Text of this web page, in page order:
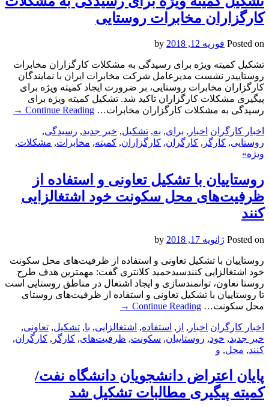
کارگزاران مخابرات روستایی
Posted on فوریه 12, 2018
تشکیل کمیته ویژه برای رسیدگی به مشکلات کارگزاران مخابرات
روستاییدر نشست مدیرعامل شرکت مخابرات ایران با نمایندگان
کارگزاران مخابرات روستایی، بر ضرورت ایجاد کمیته ویژه برای
پیگیری مشکلات کارگزاران تاکید شد. تشکیل کمیته ویژه برای
رسیدگی به مشکلات کارگزاران مخابرات… Continue Reading
→
اخبار کارگران اخبار , برای, به, تشکیل, خبر جدید, رسیدگی,
روستایی, کارگر , کارگران, کارگزاران, کمیته, مخابرات, مشکلات,
ویژه»
روستاییان با تشکیل تعاونی و استفاده از
ظرفیت‌های محل سکونت خود اشتغالزایی
کنند
Posted on ژانویه 17, 2018
روستاییان با تشکیل تعاونی و استفاده از ظرفیت‌های محل سکونت
خود اشتغالزایی کنندسیدحمید کلانتری گفت: مهمترین هدف طرح
روستا تعاون، توانمندسازی و ایجاد اشتغال در مناطق روستایی است
تا روستاییان با تشکیل تعاونی و استفاده از ظرفیت‌های روستای
محل سکونت… Continue Reading
→
اخبار کارگران اخبار , از , استفاده, اشتغالزایی, با, تشکیل, تعاونی,
خبر جدید, خود, روستاییان, سکونت, ظرفیت‌های, کارگر , کارگران,
کنند, محل, و
پایان اعتراض دانشجویان دانشگاه نفت/
کمیته پیگیری مطالبات تشکیل شد